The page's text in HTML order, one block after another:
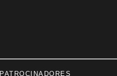
PATROCINADORES